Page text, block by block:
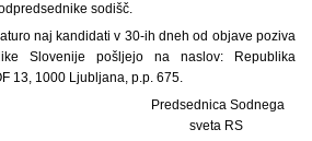
sodišč.
naj kandidati v 30-ih dneh od objave poziva
Slovenije pošljejo na naslov: Republika
13, 1000 Ljubljana, p.p. 675.
Predsednica Sodnega
sveta RS